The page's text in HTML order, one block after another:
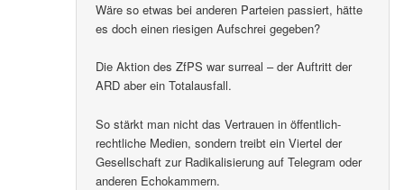
Wäre so etwas bei anderen Parteien passiert, hätte
es doch einen riesigen Aufschrei gegeben?
Die Aktion des ZfPS war surreal – der Auftritt der
ARD aber ein Totalausfall.
So stärkt man nicht das Vertrauen in öffentlich-
rechtliche Medien, sondern treibt ein Viertel der
Gesellschaft zur Radikalisierung auf Telegram oder
anderen Echokammern.